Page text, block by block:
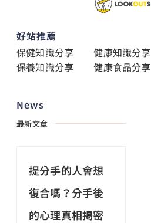
好站推薦
保健知識分享
健康知識分享
保養知識分享
健康食品分享
News
最新文章
提分手的人會想
復合嗎？分手後
的心理真相揭密